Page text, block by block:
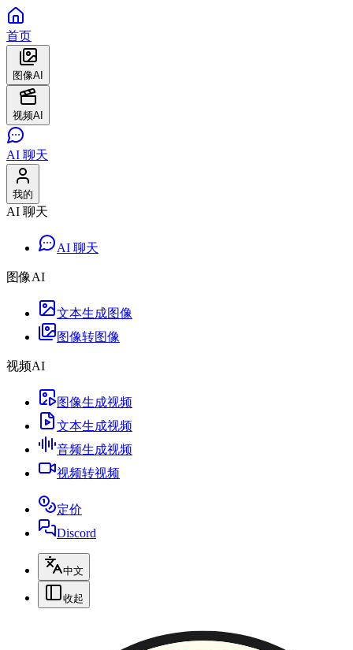
首页
图像AI
视频AI
AI 聊天
我的
AI 聊天
AI 聊天
图像AI
文本生成图像
图像转图像
视频AI
图像生成视频
文本生成视频
音频生成视频
视频转视频
定价
Discord
中文
收起